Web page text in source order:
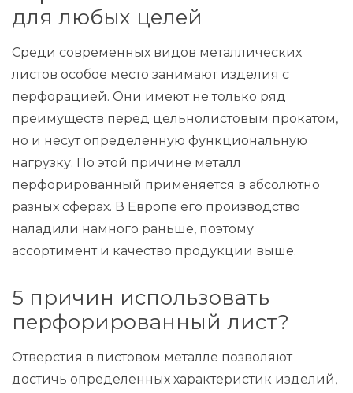
для любых целей
Среди современных видов металлических
листов особое место занимают изделия с
перфорацией. Они имеют не только ряд
преимуществ перед цельнолистовым прокатом,
но и несут определенную функциональную
нагрузку. По этой причине металл
перфорированный применяется в абсолютно
разных сферах. В Европе его производство
наладили намного раньше, поэтому
ассортимент и качество продукции выше.
5 причин использовать
перфорированный лист?
Отверстия в листовом металле позволяют
достичь определенных характеристик изделий,